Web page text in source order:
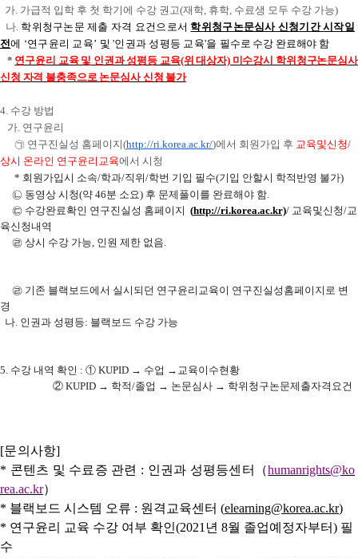
가. 가급적 입학 후 첫 학기에 수강 권고(재학, 휴학, 수료생 모두 수강 가능)
나. 학위청구논문 제출 자격 요건으로서 학위청구논문심사 신청기간 시작일
전에 ‘연구윤리 교육’ 및 '인권과 성평등 교육'을 필수로 수강 완료해야 함
* 연구윤리 교육 및 인권과 성평등 교육(위 대상자) 미수강시 학위청구논문심사
신청 자격 불충족으로 논문심사 신청 불가
4. 수강 방법
가. 연구윤리
㉠ 연구진실성 홈페이지(http://ri.korea.ac.kr/)에서 회원가입 후 교육및신청/
상시 온라인 연구윤리교육에서 시청
* 회원가입시 소속/학과/직위/학번 기입 필수(기입 안할시 학적반영 불가)
㉡ 동영상 시청(약 46분 소요) 후 문제풀이를 완료해야 함.
㉢ 수강완료확인 연구진실성 홈페이지 (http://ri.korea.ac.kr)/ 교육및신청/교
육신청내역
㉣ 상시 수강 가능, 인원 제한 없음.
㉣ 기존 블랙보드에서 실시되던 연구윤리교육이 연구진실성홈페이지로 변
경
나. 인권과 성평등: 블랙보드 수강 가능
5. 수강 내역 확인 : ① KUPID → 수업 → 교육이수현황
② KUPID → 학적/졸업 → 논문심사 → 학위청구논문제출자격요건
[문의사항]
* 콘텐츠 및 수료증 관련 : 인권과 성평등센터 （humanrights@ko
rea.ac.kr）
* 블랙보드 시스템 오류 : 원격교육센터 (elearning@korea.ac.kr)
* 연구윤리 교육 수강 여부 확인(2021 년 8월 졸업예정자부터) 필
수